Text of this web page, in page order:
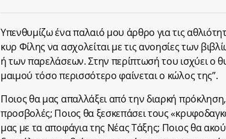
Υπενθυμίζω ένα παλαιό μου άρθρο για τις
κυρ Φίλης να ασχολείται με τις ανοησίες των
ή των παρελάσεων. Στην περίπτωσή του ισχύει ο
μαιμού τόσο περισσότερο φαίνεται ο κώλος της”.
Ποιος θα μας απαλλάξει από την διαρκή
προσβολές; Ποιος θα ξεσκεπάσει τους
μας με τα αποφάγια της Νέας Τάξης; Ποιος θα